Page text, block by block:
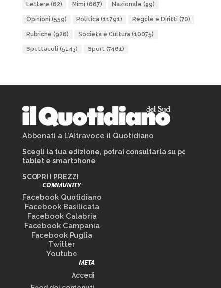
Lettere (62) Mimì (667) Nazionale (99)
Opinioni (559) Politica(11791) Regole e Diritti (70)
Rubriche (926) Società e Cultura(10075)
Spettacoli (5143) Sport (7461)
Abbonati a L’Altravoce il Quotidiano
Scegli la tua edizione, potrai consultarla su pc
tablet e smartphone
SCOPRI I PREZZI
COMMUNITY
Facebook Quotidiano
Facebook Basilicata
Facebook Calabria
Facebook Campania
Facebook Puglia
Twitter
Youtube
META
Accedi